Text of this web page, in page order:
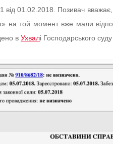
від 01.02.2018. Позивач
на той момент вже мали
в Ухвалі Господарського